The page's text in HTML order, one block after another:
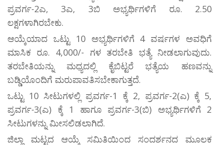
ಪ್ರವರ್ಗ-2ಎ, 3ಎ, 3ಬಿ ಅಭ್ಯರ್ಥಿಗಳಿಗೆ ರೂ. 2.50
ಲಕ್ಷಗಳಾಗಿರಬೇಕು.
ಆಯ್ಕೆಯಾದ ಒಟ್ಟು 10 ಅಭ್ಯರ್ಥಿಗಳಿಗೆ 4 ವರ್ಷಗಳ ಅವಧಿಗೆ
ಮಾಸಿಕ ರೂ. 4,000/- ಗಳ ತರಬೇತಿ ಭತ್ಯೆ ನೀಡಲಾಗುವುದು.
ತರಬೇತಿಯನ್ನು ಮಧ್ಯದಲ್ಲಿ ಕೈಬಿಟ್ಟರೆ ಭತ್ಯೆಯ ಹಣವನ್ನು
ಬಡ್ಡಿಯೊಂದಿಗೆ ಮರುಪಾವತಿಸಬೇಕಾಗುತ್ತದೆ.
ಒಟ್ಟು 10 ಸೀಟುಗಳಲ್ಲಿ ಪ್ರವರ್ಗ-1 ಕ್ಕೆ 2, ಪ್ರವರ್ಗ-2(ಎ) ಕ್ಕೆ 5,
ಪ್ರವರ್ಗ-3(ಎ) ಕ್ಕೆ 1 ಹಾಗೂ ಪ್ರವರ್ಗ-3(ಬಿ) ಅಭ್ಯರ್ಥಿಗಳಿಗೆ 2
ಸೀಟುಗಳನ್ನು ಮೀಸಲಿಡಲಾಗಿದೆ.
ಜಿಲ್ಲಾ ಮಟ್ಟದ ಆಯ್ಕೆ ಸಮಿತಿಯಿಂದ ಸಂದರ್ಶನದ ಮೂಲಕ